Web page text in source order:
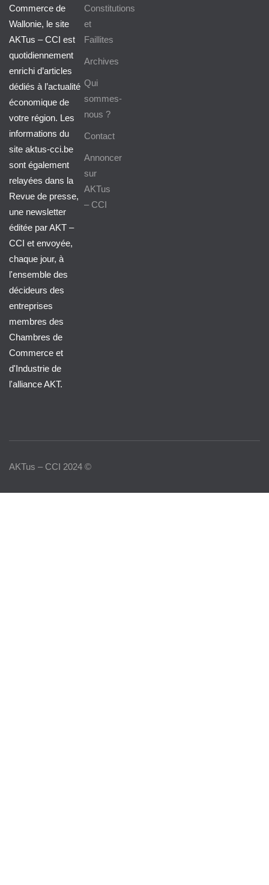
Commerce de
Wallonie, le site
AKTus – CCI est
quotidiennement
enrichi d’articles
dédiés à l’actualité
économique de
votre région. Les
informations du
site aktus-cci.be
sont également
relayées dans la
Revue de presse,
une newsletter
éditée par AKT –
CCI et envoyée,
chaque jour, à
l'ensemble des
décideurs des
entreprises
membres des
Chambres de
Commerce et
d'Industrie de
l'alliance AKT.
Constitutions
et
Faillites
Archives
Qui
sommes-
nous ?
Contact
Annoncer
sur
AKTus
– CCI
AKTus – CCI 2024 ©